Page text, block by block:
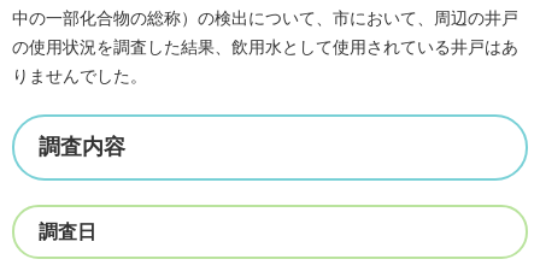
中の一部化合物の総称）の検出について、市において、周辺の井戸
の使用状況を調査した結果、飲用水として使用されている井戸はあ
りませんでした。
調査内容
調査日